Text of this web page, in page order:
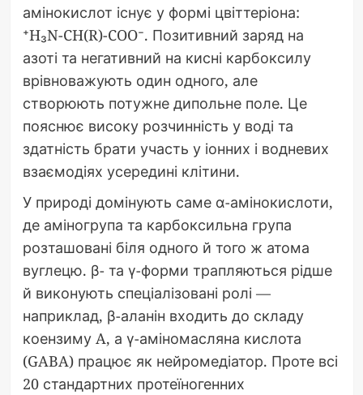
амінокислот існує у формі цвіттеріона:
⁺H₃N-CH(R)-COO⁻. Позитивний заряд на
азоті та негативний на кисні карбоксилу
врівноважують один одного, але
створюють потужне дипольне поле. Це
пояснює високу розчинність у воді та
здатність брати участь у іонних і водневих
взаємодіях усередині клітини.
У природі домінують саме α-амінокислоти,
де аміногрупа та карбоксильна група
розташовані біля одного й того ж атома
вуглецю. β- та γ-форми трапляються рідше
й виконують спеціалізовані ролі —
наприклад, β-аланін входить до складу
коензиму A, а γ-аміномасляна кислота
(GABA) працює як нейромедіатор. Проте всі
20 стандартних протеїногенних